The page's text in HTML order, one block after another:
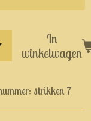
In
winkelwagen
strikken 7